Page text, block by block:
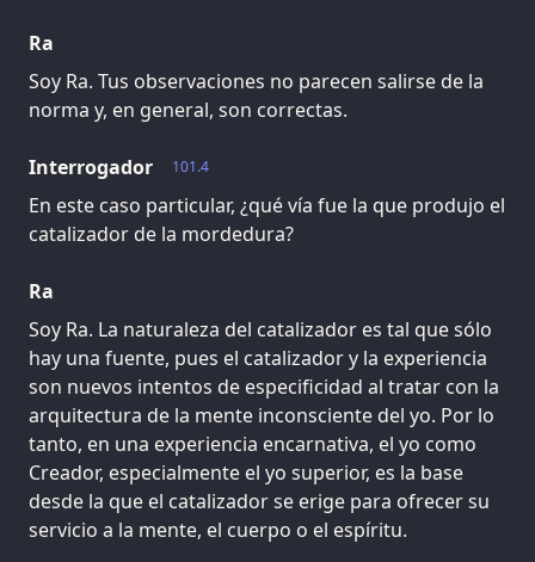
Ra
Soy Ra. Tus observaciones no parecen salirse de la
norma y, en general, son correctas.
101.4
Interrogador
En este caso particular, ¿qué vía fue la que produjo el
catalizador de la mordedura?
Ra
Soy Ra. La naturaleza del catalizador es tal que sólo
hay una fuente, pues el catalizador y la experiencia
son nuevos intentos de especificidad al tratar con la
arquitectura de la mente inconsciente del yo. Por lo
tanto, en una experiencia encarnativa, el yo como
Creador, especialmente el yo superior, es la base
desde la que el catalizador se erige para ofrecer su
servicio a la mente, el cuerpo o el espíritu.